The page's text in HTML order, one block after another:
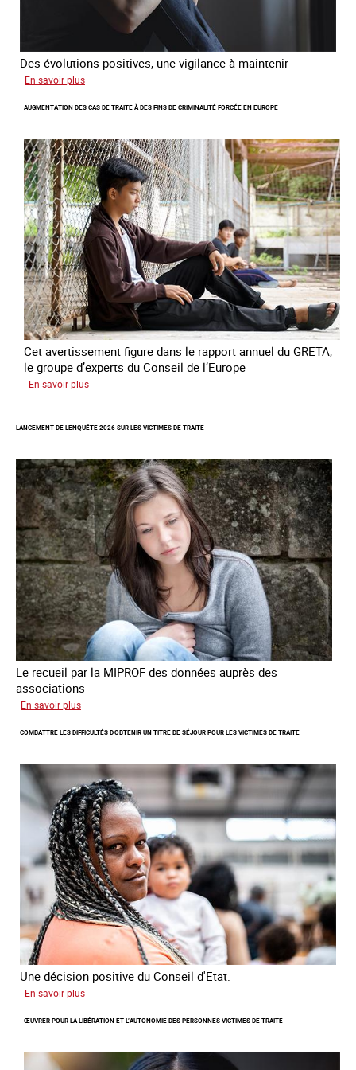
Des évolutions positives, une vigilance à maintenir
En savoir plus
nouveaux
du
combat
contre
l’esclavage
domestique
en
France
AUGMENTATION DES CAS DE TRAITE À DES FINS DE CRIMINALITÉ FORCÉE EN EUROPE
Cet avertissement figure dans le rapport annuel du GRETA,
le groupe d’experts du Conseil de l’Europe
En savoir plus
cas
traite
à
des
fins
de
criminalité
forcée
en
Europe
LANCEMENT DE L'ENQUÊTE 2026 SUR LES VICTIMES DE TRAITE
Le recueil par la MIPROF des données auprès des
associations
En savoir plus
de
2026
sur
les
victimes
de
traite
COMBATTRE LES DIFFICULTÉS D'OBTENIR UN TITRE DE SÉJOUR POUR LES VICTIMES DE TRAITE
Une décision positive du Conseil d'Etat.
En savoir plus
les
d'obtenir
ŒUVRER POUR LA LIBÉRATION ET L’AUTONOMIE DES PERSONNES VICTIMES DE TRAITE